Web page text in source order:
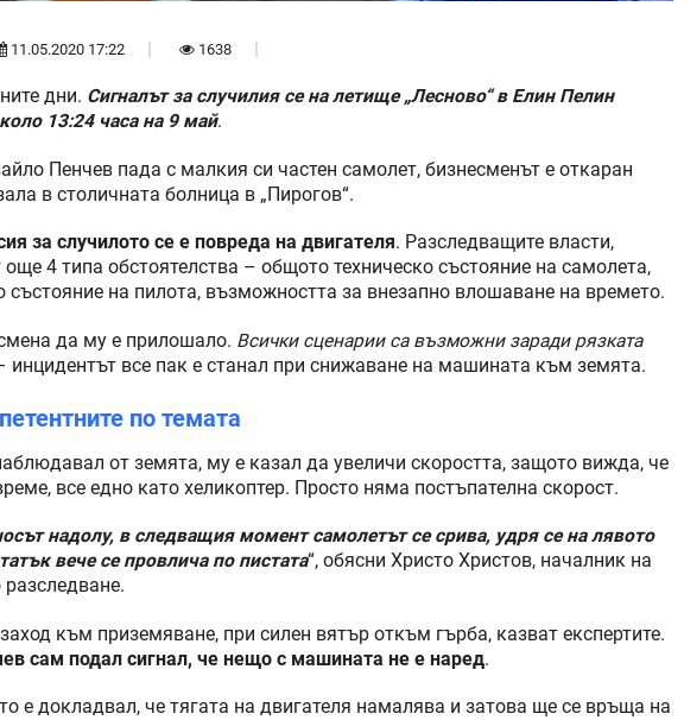
11.05.2020 17:22 1638
дни. Сигналът за случилия се на летище „Лесново“ в Елин Пелин
13:24 часа на 9 май.
Пенчев пада с малкия си частен самолет, бизнесменът е откаран
в столичната болница в „Пирогов“.
за случилото се е повреда на двигателя. Разследващите власти,
4 типа обстоятелства – общото техническо състояние на самолета,
на пилота, възможността за внезапно влошаване на времето.
да му е прилошало. Всички сценарии са възможни заради рязката
инцидентът все пак е станал при снижаване на машината към земята.
по темата
от земята, му е казал да увеличи скоростта, защото вижда, че
все едно като хеликоптер. Просто няма постъпателна скорост.
надолу, в следващия момент самолетът се срива, удря се на лявото
вече се провлича по пистата“, обясни Христо Христов, началник на
към приземяване, при силен вятър откъм гърба, казват експертите.
сам подал сигнал, че нещо с машината не е наред.
е докладвал, че тягата на двигателя намалява и затова ще се връща на